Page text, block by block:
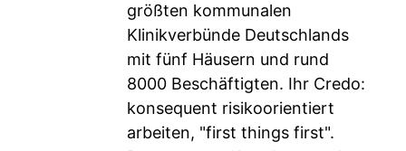
größten kommunalen
Klinikverbünde Deutschlands
mit fünf Häusern und rund
8000 Beschäftigten. Ihr Credo:
konsequent risikoorientiert
arbeiten, "first things first".